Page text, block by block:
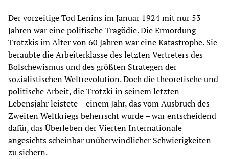
Der vorzeitige Tod Lenins im Januar 1924 mit nur 53
Jahren war eine politische Tragödie. Die Ermordung
Trotzkis im Alter von 60 Jahren war eine Katastrophe. Sie
beraubte die Arbeiterklasse des letzten Vertreters des
Bolschewismus und des größten Strategen der
sozialistischen Weltrevolution. Doch die theoretische und
politische Arbeit, die Trotzki in seinem letzten
Lebensjahr leistete – einem Jahr, das vom Ausbruch des
Zweiten Weltkriegs beherrscht wurde – war entscheidend
dafür, das Überleben der Vierten Internationale
angesichts scheinbar unüberwindlicher Schwierigkeiten
zu sichern.